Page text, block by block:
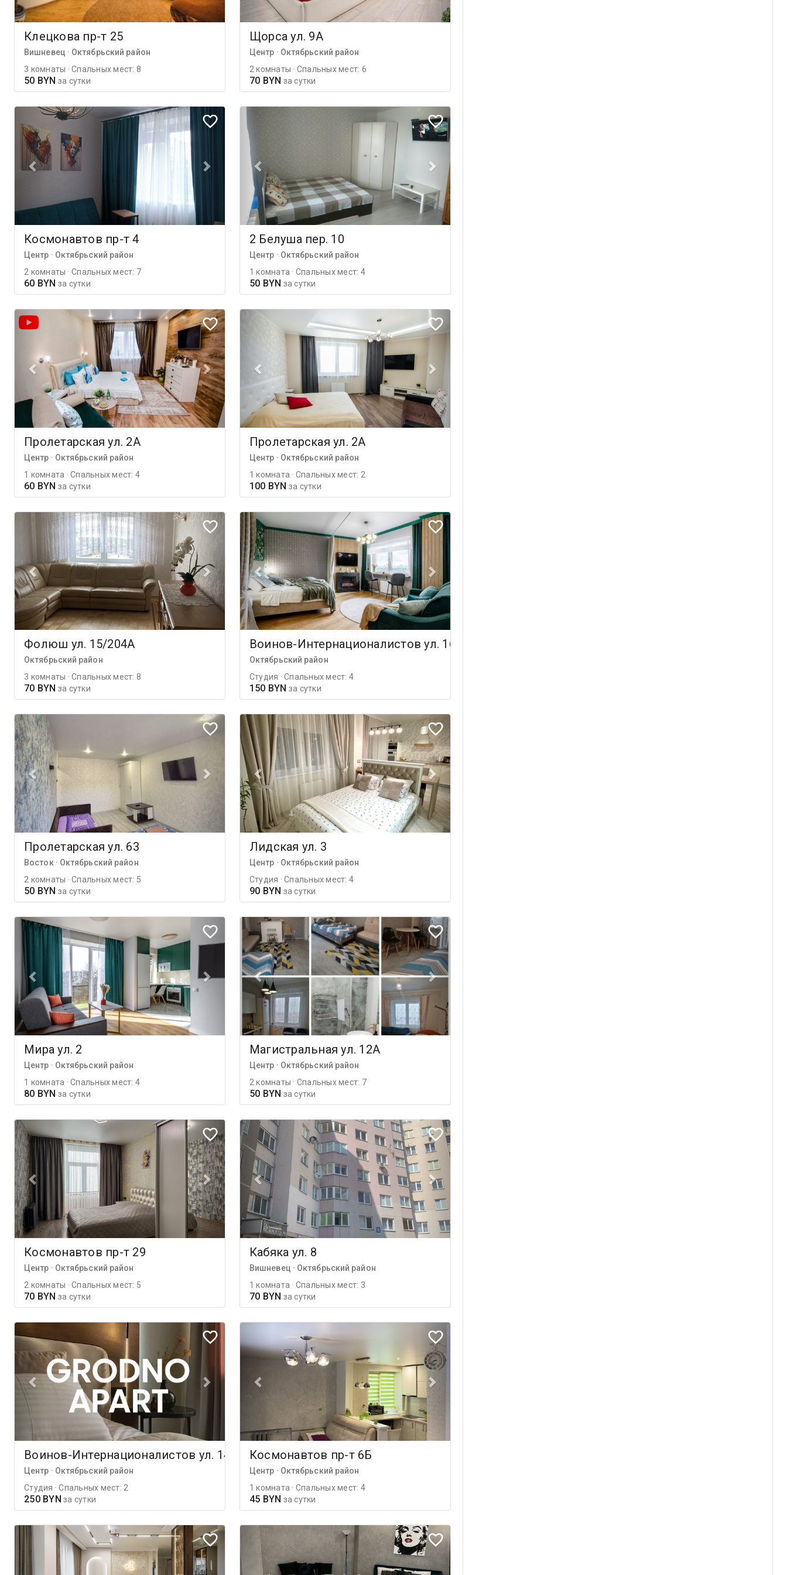
Клецкова пр-т 25
Вишневец · Октябрьский район
3 комнаты · Спальных мест: 8
50 BYN за сутки
Щорса ул. 9А
Центр · Октябрьский район
2 комнаты · Спальных мест: 6
70 BYN за сутки
Космонавтов пр-т 4
Центр · Октябрьский район
2 комнаты · Спальных мест: 7
60 BYN за сутки
2 Белуша пер. 10
Центр · Октябрьский район
1 комната · Спальных мест: 4
50 BYN за сутки
Пролетарская ул. 2А
Центр · Октябрьский район
1 комната · Спальных мест: 4
60 BYN за сутки
Пролетарская ул. 2А
Центр · Октябрьский район
1 комната · Спальных мест: 2
100 BYN за сутки
Фолюш ул. 15/204А
Октябрьский район
3 комнаты · Спальных мест: 8
70 BYN за сутки
Воинов-Интернационалистов ул. 16А
Октябрьский район
Студия · Спальных мест: 4
150 BYN за сутки
Пролетарская ул. 63
Восток · Октябрьский район
2 комнаты · Спальных мест: 5
50 BYN за сутки
Лидская ул. 3
Центр · Октябрьский район
Студия · Спальных мест: 4
90 BYN за сутки
Мира ул. 2
Центр · Октябрьский район
1 комната · Спальных мест: 4
80 BYN за сутки
Магистральная ул. 12А
Центр · Октябрьский район
2 комнаты · Спальных мест: 7
50 BYN за сутки
Космонавтов пр-т 29
Центр · Октябрьский район
2 комнаты · Спальных мест: 5
70 BYN за сутки
Кабяка ул. 8
Вишневец · Октябрьский район
1 комната · Спальных мест: 3
70 BYN за сутки
Воинов-Интернационалистов ул. 14А
Центр · Октябрьский район
Студия · Спальных мест: 2
250 BYN за сутки
Космонавтов пр-т 6Б
Центр · Октябрьский район
1 комната · Спальных мест: 4
45 BYN за сутки